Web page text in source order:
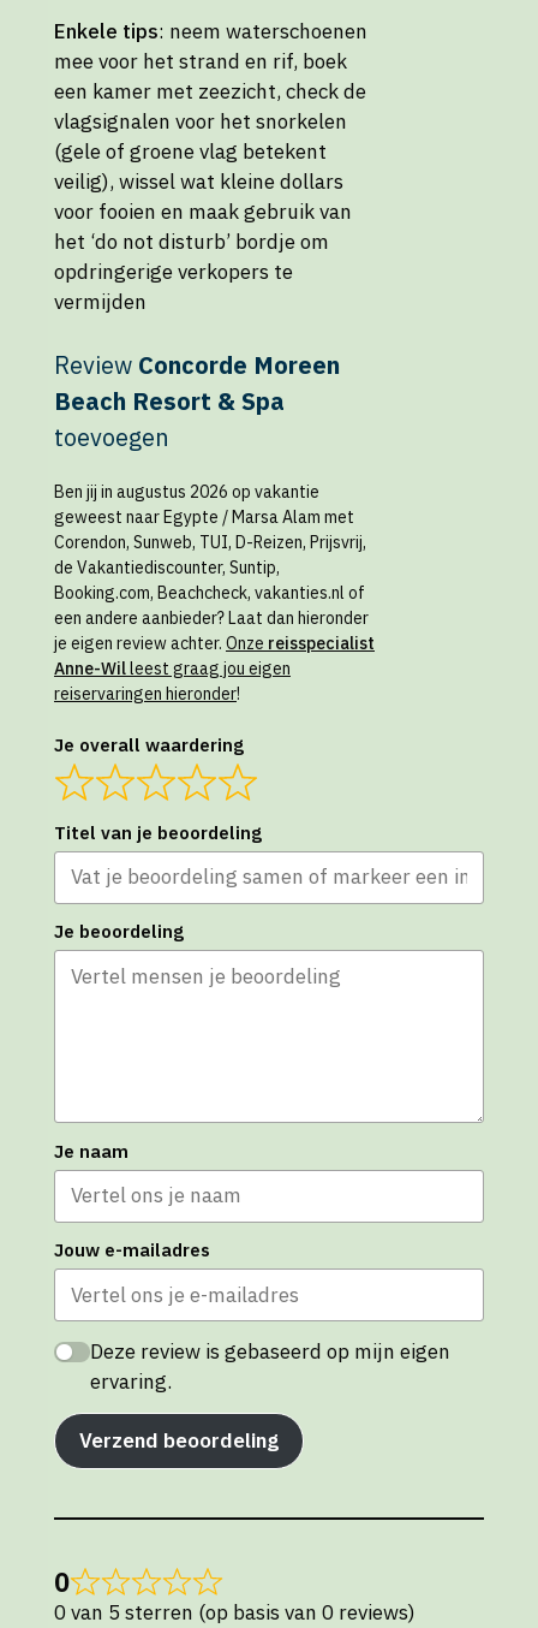
Enkele tips: neem waterschoenen
mee voor het strand en rif, boek
een kamer met zeezicht, check de
vlagsignalen voor het snorkelen
(gele of groene vlag betekent
veilig), wissel wat kleine dollars
voor fooien en maak gebruik van
het ‘do not disturb’ bordje om
opdringerige verkopers te
vermijden
Review Concorde Moreen
Beach Resort & Spa
toevoegen
Ben jij in augustus 2026 op vakantie
geweest naar Egypte / Marsa Alam met
Corendon, Sunweb, TUI, D-Reizen, Prijsvrij,
de Vakantiediscounter, Suntip,
Booking.com, Beachcheck, vakanties.nl of
een andere aanbieder? Laat dan hieronder
je eigen review achter. Onze reisspecialist
Anne-Willeest graag jou eigen
reiservaringen hieronder!
Je overall waardering
Titel van je beoordeling
Je beoordeling
Je naam
Jouw e-mailadres
Deze review is gebaseerd op mijn eigen
ervaring.
Verzend beoordeling
0
0 van 5 sterren (op basis van 0 reviews)